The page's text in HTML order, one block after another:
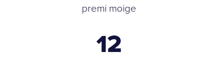
premi moige
12